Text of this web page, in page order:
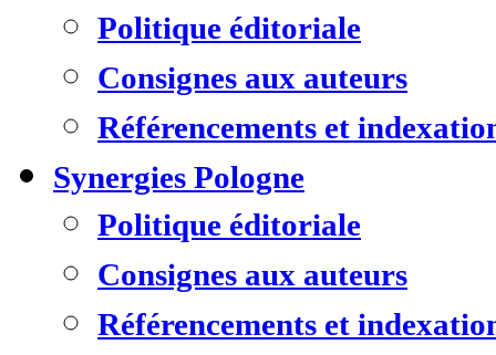
Politique éditoriale
Consignes aux auteurs
Référencements et
Synergies Pologne
Politique éditoriale
Consignes aux auteurs
Référencements et